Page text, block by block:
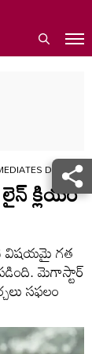
క్లియర్
విషయమై గత
మెగాస్టార్
సఫలం